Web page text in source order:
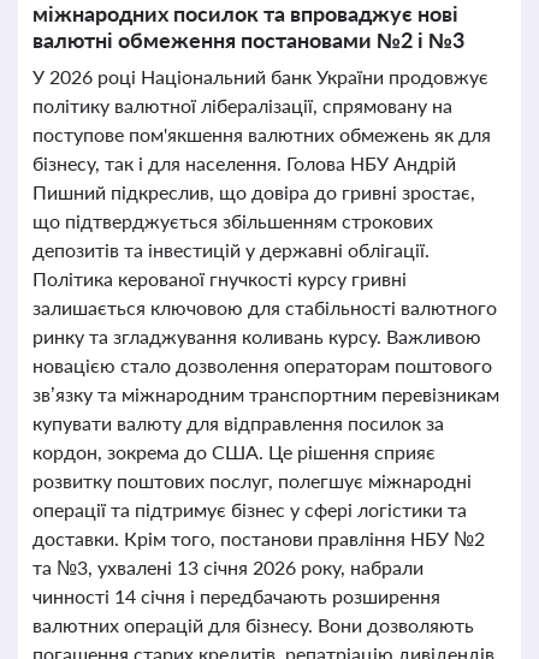
міжнародних посилок та впроваджує нові
валютні обмеження постановами №2 і №3
У 2026 році Національний банк України продовжує
політику валютної лібералізації, спрямовану на
поступове пом'якшення валютних обмежень як для
бізнесу, так і для населення. Голова НБУ Андрій
Пишний підкреслив, що довіра до гривні зростає,
що підтверджується збільшенням строкових
депозитів та інвестицій у державні облігації.
Політика керованої гнучкості курсу гривні
залишається ключовою для стабільності валютного
ринку та згладжування коливань курсу. Важливою
новацією стало дозволення операторам поштового
зв’язку та міжнародним транспортним перевізникам
купувати валюту для відправлення посилок за
кордон, зокрема до США. Це рішення сприяє
розвитку поштових послуг, полегшує міжнародні
операції та підтримує бізнес у сфері логістики та
доставки. Крім того, постанови правління НБУ №2
та №3, ухвалені 13 січня 2026 року, набрали
чинності 14 січня і передбачають розширення
валютних операцій для бізнесу. Вони дозволяють
погашення старих кредитів, репатріацію дивідендів,